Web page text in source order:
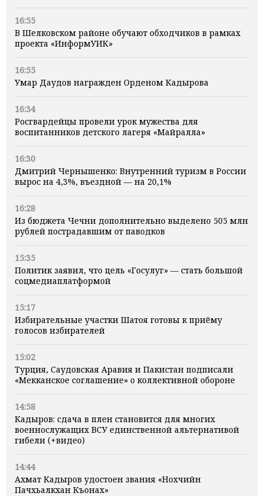
16:55
В Шелковском районе обучают обходчиков в рамках
проекта «ИнформУИК»
16:55
Умар Даудов награжден Орденом Кадырова
16:34
Росгвардейцы провели урок мужества для
воспитанников детского лагеря «Майралла»
16:30
Дмитрий Чернышенко: Внутренний туризм в России
вырос на 4,3%, въездной — на 20,1%
16:28
Из бюджета Чечни дополнительно выделено 505 млн
рублей пострадавшим от паводков
15:35
Политик заявил, что цель «Госулуг» — стать большой
соцмедиаплатформой
15:17
Избирательные участки Шатоя готовы к приёму
голосов избирателей
15:02
Турция, Саудовская Аравия и Пакистан подписали
«Мекканское соглашение» о коллективной обороне
14:58
Кадыров: сдача в плен становится для многих
военнослужащих ВСУ единственной альтернативой
гибели (+видео)
14:44
Ахмат Кадыров удостоен звания «Нохчийн
Пачхьалкхан Къонах»